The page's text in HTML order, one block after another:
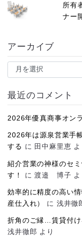
所有
ナー
アーカイブ
ア
イ
最近のコメント
2026年優真商事オン
2026年は源泉営業手
する に 田中麻里恵 よ
紹介営業の神様のセ
す！
に渡邉 博子 よ
効率的に精度の高い
産仕入れ）
に 浅井徹
折角のご縁…賃貸付け
浅井徹郎 より